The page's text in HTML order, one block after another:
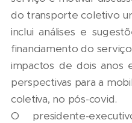
do transporte coletivo
inclui análises e
financiamento do
impactos de dois anos
perspectivas para a
coletiva, no pós-covid.
O presidente-